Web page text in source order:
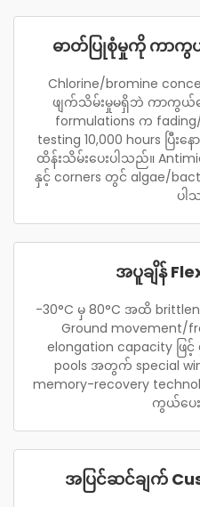
ဓာတ်ပြုစုံမှုကို ကာကွ
Chlorine/bromine
ဖျက်သိမ်းမှုမရှိဘဲ ကာကွယ်ပ
formulations က
testing 10,000 hours ပြီး
ထိန်းသိမ်းပေးပါသည်။
နှင့် corners တွင် algae/
ပါ
အပူချိန်
-30°C မှ 80°C အထိ
Ground movement/
elongation capacity ဖြင့်
pools အတွက် special
memory-recovery
ကွယ်ပေ
အပြင်ဆင်ချက်